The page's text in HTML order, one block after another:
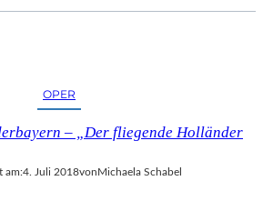
OPER
– „Der fliegende Holländer
am:4. Juli 2018vonMichaela Schabel